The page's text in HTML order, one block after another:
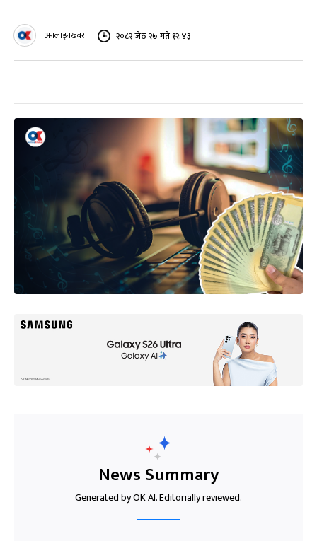
अनलाइनखबर २०८२ जेठ २७ गते १२:४३
News Summary
Generated by OK AI. Editorially reviewed.